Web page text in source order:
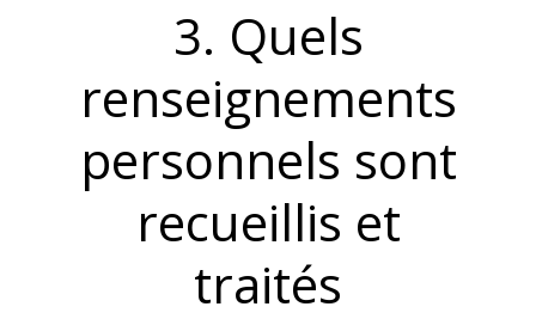
3. Quels
renseignements
personnels sont
recueillis et
traités